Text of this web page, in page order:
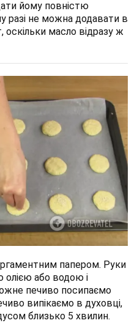
йому повністю
разі не можна додавати в
оскільки масло відразу ж
папером. Руки
або водою і
печиво посипаємо
випікаємо в духовці,
близько 5 хвилин.